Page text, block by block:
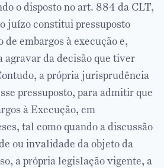
o disposto no art. 884 da CLT,
juízo constitui pressuposto
de embargos à execução e,
agravar da decisão que tiver
a própria jurisprudência
pressuposto, para admitir que
à Execução, em
tal como quando a discussão
ou invalidade da objeto da
a própria legislação vigente, a